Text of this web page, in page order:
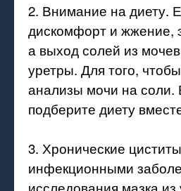
2. Внимание на диету.
дискомфорт и жжение,
а выход солей из
уретры. Для того,
анализы мочи на соли.
подберите диету
3. Хронические
инфекционными
исследования мазка